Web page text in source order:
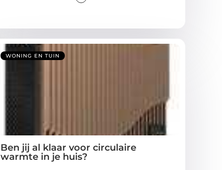
WONING EN TUIN
Ben jij al klaar voor circulaire
warmte in je huis?